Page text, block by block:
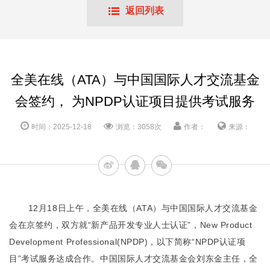
返回列表
全美在线（ATA）与中国国际人才交流基金
会签约， 为NPDP认证项目提供考试服务
时间：2025-12-18 浏览：3058次 作者： 来源：
12月18日上午，全美在线（ATA）与中国国际人才交流基金
会在京签约，双方就“新产品开发专业人士认证”，New Product
Development Professional(NPDP)，以下简称“NPDP认证项
目”考试服务达成合作。中国国际人才交流基金会刘东金主任，全